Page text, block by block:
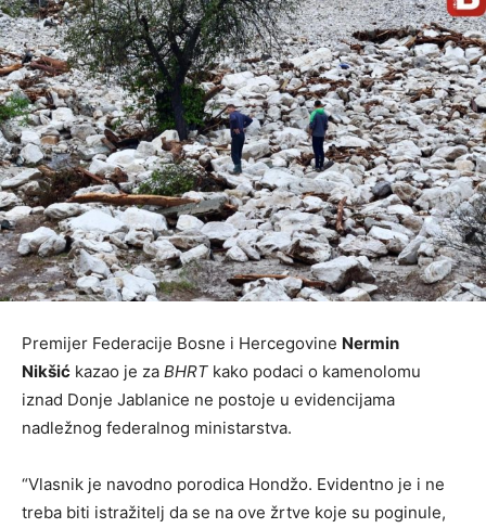
Premijer Federacije Bosne i Hercegovine Nermin
Nikšić kazao je za BHRT kako podaci o kamenolomu
iznad Donje Jablanice ne postoje u evidencijama
nadležnog federalnog ministarstva.
“Vlasnik je navodno porodica Hondžo. Evidentno je i ne
treba biti istražitelj da se na ove žrtve koje su poginule,